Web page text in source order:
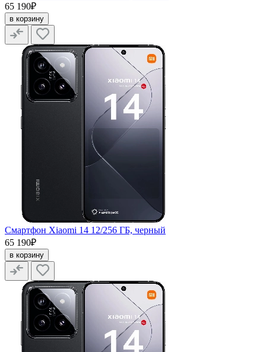
65 190₽
в корзину
Смартфон Xiaomi 14 12/256 ГБ, черный
65 190₽
в корзину